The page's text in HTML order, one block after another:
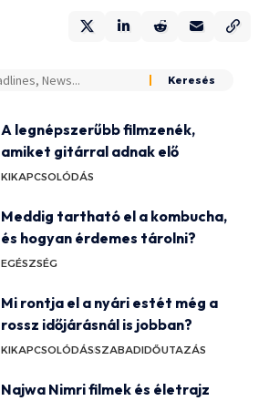
A legnépszerűbb filmzenék,
amiket gitárral adnak elő
KIKAPCSOLÓDÁS
Meddig tartható el a kombucha,
és hogyan érdemes tárolni?
EGÉSZSÉG
Mi rontja el a nyári estét még a
rossz időjárásnál is jobban?
KIKAPCSOLÓDÁSSZABADIDŐUTAZÁS
Najwa Nimri filmek és életrajz